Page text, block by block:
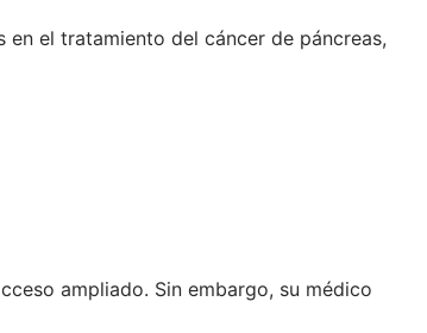
en el tratamiento del cáncer de páncreas,
ampliado. Sin embargo, su médico